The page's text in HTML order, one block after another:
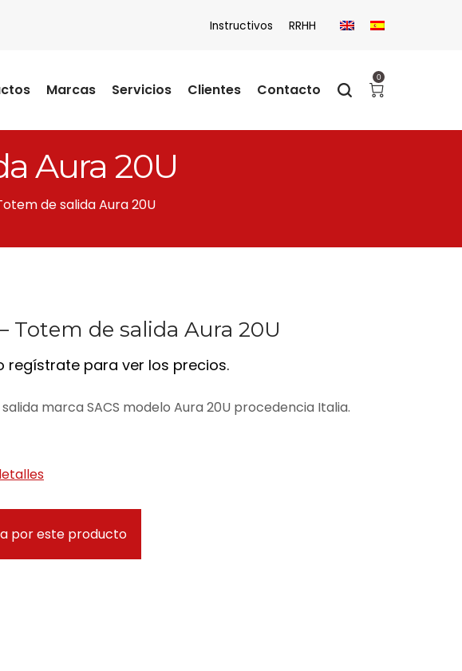
Instructivos RRHH
Marcas Servicios Clientes Contacto
0
Aura 20U
de salida Aura 20U
Totem de salida Aura 20U
regístrate para ver los precios.
marca SACS modelo Aura 20U procedencia Italia.
por este producto